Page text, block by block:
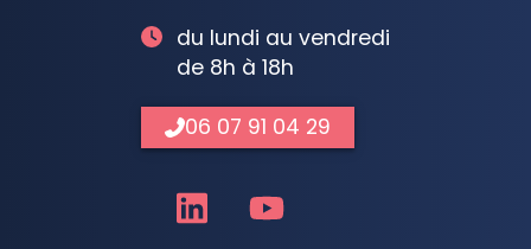
du lundi au vendredi
de 8h à 18h
06 07 91 04 29